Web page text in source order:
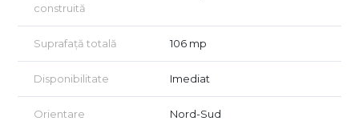
construită
Suprafață totală 106 mp
Disponibilitate Imediat
Orientare Nord-Sud